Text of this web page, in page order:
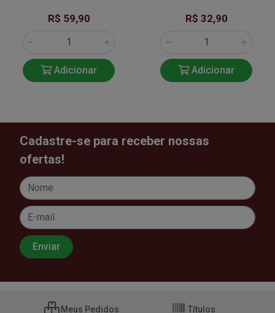
R$ 59,90
Adicionar
R$ 32,90
Adicionar
Cadastre-se para receber nossas
ofertas!
Meus Pedidos Títulos